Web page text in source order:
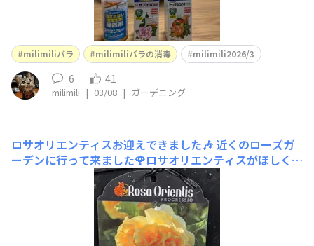
milimiliバラ milimiliバラの消毒 milimili2026/3
6 41
milimili | 03/08 | ガーデニング
ロサオリエンティスお迎えできました🎶 近くのローズガ
ーデンに行って来ました🌹ロサオリエンティスがほしく
て、ずっとYouTubeを見ていました！1番欲しかったフラ
ンシスバーネットはなかったです😭ポルトブルーも売れ
ちゃってました😭今、お迎えしているのが群舞とピエー
ルドゥロンサールでピンク🩷なので、リヒト💛とトリニテ
ィ🤍をお迎えしました😍&n